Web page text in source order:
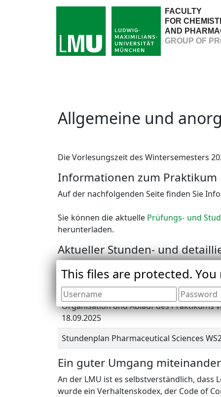
FACULTY
FOR
AND
GROUP OF
Allgemeine und
Die Vorlesungszeit des Wintersemesters
Informationen zum Praktikum
Auf der nachfolgenden Seite finden Sie
Sie können die aktuelle Prüfungs- und
herunterladen.
Aktueller Stunden- und
This files are protected.
Wichgtige Informationen zum Start ins
Sciences Studium
Organisation und Ablauf des Praktikums
18.09.2025
Stundenplan Pharmaceutical Sciences
Ein guter Umgang
An der LMU ist es selbstverständlich,
wurde ein Verhaltenskodex, der Code of